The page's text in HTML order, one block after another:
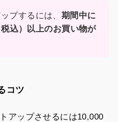
プするには、 期間中に
込）以上のお買い物が
コツ
アップさせるには10,000